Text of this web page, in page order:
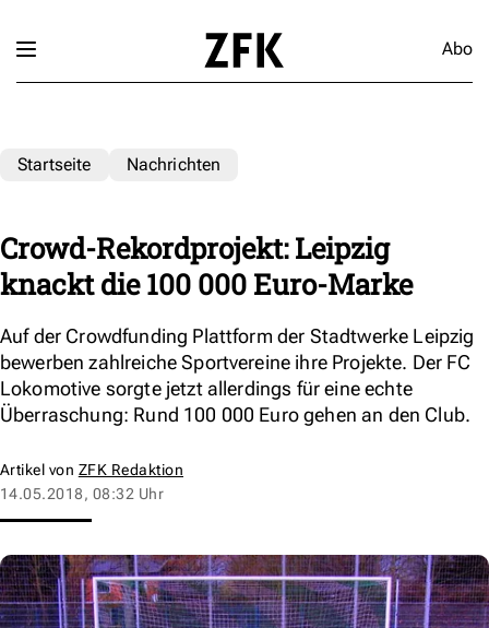
Abo
Startseite Nachrichten
Crowd-Rekordprojekt: Leipzig
knackt die 100 000 Euro-Marke
Auf der Crowdfunding Plattform der Stadtwerke Leipzig
bewerben zahlreiche Sportvereine ihre Projekte. Der FC
Lokomotive sorgte jetzt allerdings für eine echte
Überraschung: Rund 100 000 Euro gehen an den Club.
Artikel von ZFK Redaktion
14.05.2018, 08:32 Uhr